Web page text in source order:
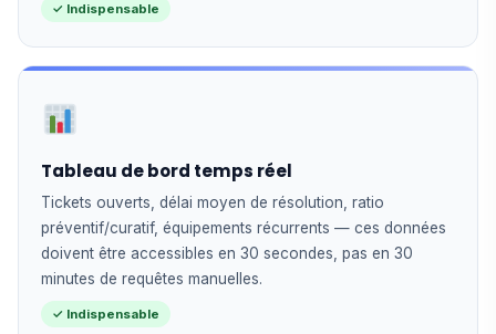
✓ Indispensable
Tableau de bord temps réel
Tickets ouverts, délai moyen de résolution, ratio
préventif/curatif, équipements récurrents — ces données
doivent être accessibles en 30 secondes, pas en 30
minutes de requêtes manuelles.
✓ Indispensable